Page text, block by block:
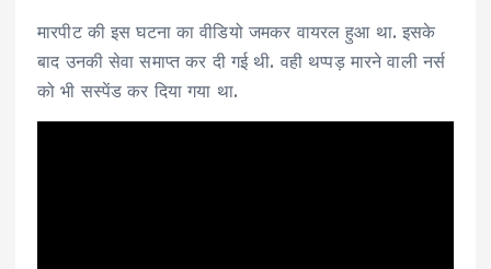
मारपीट की इस घटना का वीडियो जमकर वायरल हुआ था. इसके
बाद उनकी सेवा समाप्त कर दी गई थी. वही थप्पड़ मारने वाली नर्स
को भी सस्पेंड कर दिया गया था.